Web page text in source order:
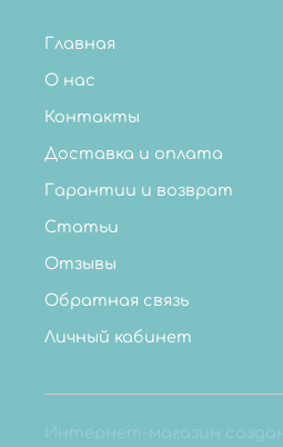
Главная
О нас
Контакты
Доставка и оплата
Гарантии и возврат
Статьи
Отзывы
Обратная связь
Личный кабинет
Интернет-магазин